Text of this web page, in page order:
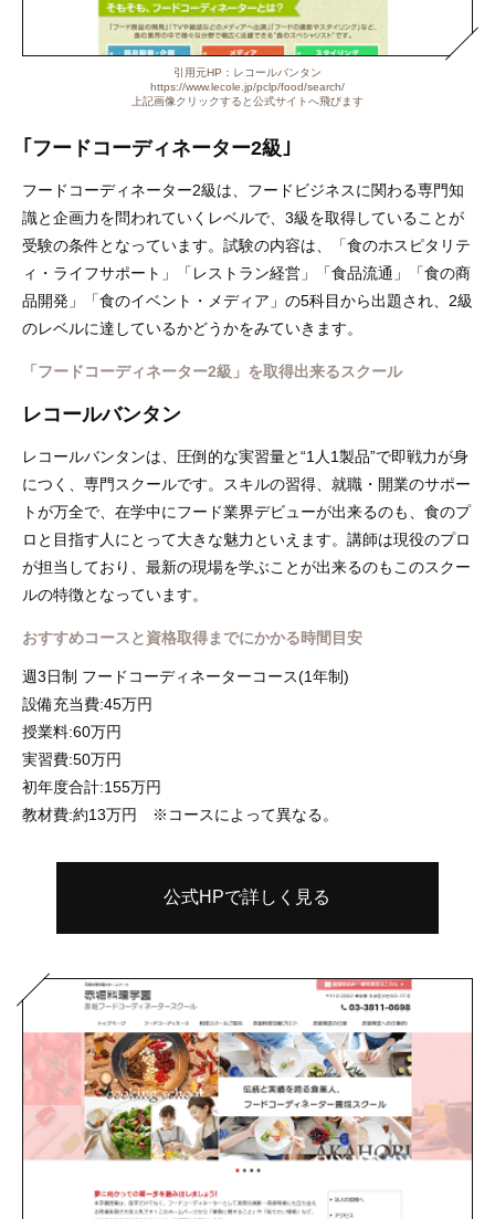
引用元HP：レコールバンタン
https://www.lecole.jp/pclp/food/search/
上記画像クリックすると公式サイトへ飛びます
｢フードコーディネーター2級｣
フードコーディネーター2級は、フードビジネスに関わる専門知
識と企画力を問われていくレベルで、3級を取得していることが
受験の条件となっています。試験の内容は、「食のホスピタリテ
ィ・ライフサポート」「レストラン経営」「食品流通」「食の商
品開発」「食のイベント・メディア」の5科目から出題され、2級
のレベルに達しているかどうかをみていきます。
「フードコーディネーター2級」を取得出来るスクール
レコールバンタン
レコールバンタンは、圧倒的な実習量と“1人1製品”で即戦力が身
につく、専門スクールです。スキルの習得、就職・開業のサポー
トが万全で、在学中にフード業界デビューが出来るのも、食のプ
ロと目指す人にとって大きな魅力といえます。講師は現役のプロ
が担当しており、最新の現場を学ぶことが出来るのもこのスクー
ルの特徴となっています。
おすすめコースと資格取得までにかかる時間目安
週3日制 フードコーディネーターコース(1年制)
設備充当費:45万円
授業料:60万円
実習費:50万円
初年度合計:155万円
教材費:約13万円 ※コースによって異なる。
公式HPで詳しく見る